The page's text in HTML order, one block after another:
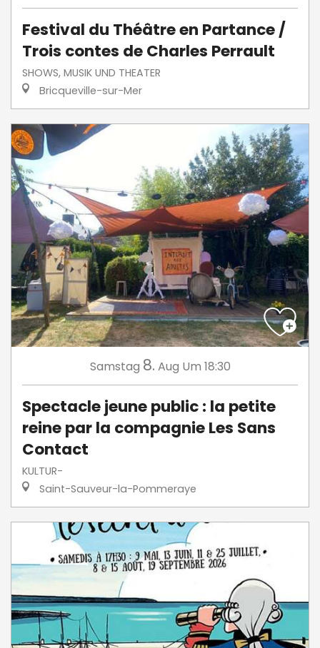
Festival du Théâtre en Partance /
Trois contes de Charles Perrault
SHOWS, MUSIK UND THEATER
Bricqueville-sur-Mer
Samstag 8. Aug Um 18:30
Spectacle jeune public : la petite
reine par la compagnie Les Sans
Contact
KULTUR-
Saint-Sauveur-la-Pommeraye